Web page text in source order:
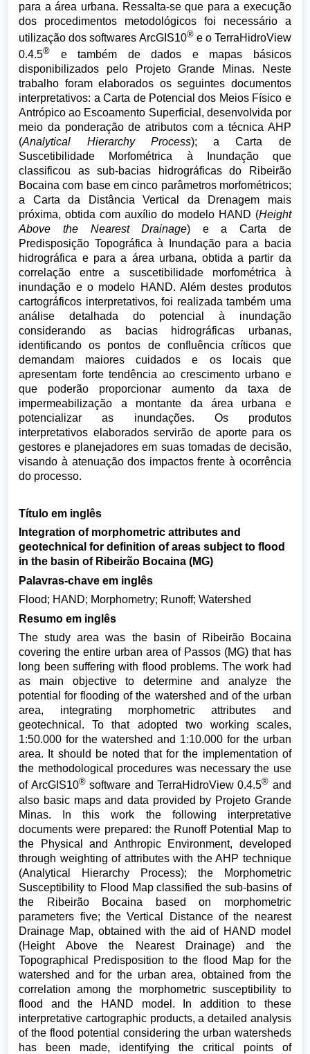
para a área urbana. Ressalta-se que para a execução
dos procedimentos metodológicos foi necessário a
utilização dos softwares ArcGIS10®e o TerraHidroView
0.4.5® e também de dados e mapas básicos
disponibilizados pelo Projeto Grande Minas. Neste
trabalho foram elaborados os seguintes documentos
interpretativos: a Carta de Potencial dos Meios Físico e
Antrópico ao Escoamento Superficial, desenvolvida por
meio da ponderação de atributos com a técnica AHP
(Analytical Hierarchy Process); a Carta de
Suscetibilidade Morfométrica à Inundação que
classificou as sub-bacias hidrográficas do Ribeirão
Bocaina com base em cinco parâmetros morfométricos;
a Carta da Distância Vertical da Drenagem mais
próxima, obtida com auxílio do modelo HAND (Height
Above the Nearest Drainage) e a Carta de
Predisposição Topográfica à Inundação para a bacia
hidrográfica e para a área urbana, obtida a partir da
correlação entre a suscetibilidade morfométrica à
inundação e o modelo HAND. Além destes produtos
cartográficos interpretativos, foi realizada também uma
análise detalhada do potencial à inundação
considerando as bacias hidrográficas urbanas,
identificando os pontos de confluência críticos que
demandam maiores cuidados e os locais que
apresentam forte tendência ao crescimento urbano e
que poderão proporcionar aumento da taxa de
impermeabilização a montante da área urbana e
potencializar as inundações. Os produtos
interpretativos elaborados servirão de aporte para os
gestores e planejadores em suas tomadas de decisão,
visando à atenuação dos impactos frente à ocorrência
do processo.
Título em inglês
Integration of morphometric attributes and
geotechnical for definition of areas subject to flood
in the basin of Ribeirão Bocaina (MG)
Palavras-chave em inglês
Flood; HAND; Morphometry; Runoff; Watershed
Resumo em inglês
The study area was the basin of Ribeirão Bocaina
covering the entire urban area of Passos (MG) that has
long been suffering with flood problems. The work had
as main objective to determine and analyze the
potential for flooding of the watershed and of the urban
area, integrating morphometric attributes and
geotechnical. To that adopted two working scales,
1:50.000 for the watershed and 1:10.000 for the urban
area. It should be noted that for the implementation of
the methodological procedures was necessary the use
of ArcGIS10®software and TerraHidroView 0.4.5® and
also basic maps and data provided by Projeto Grande
Minas. In this work the following interpretative
documents were prepared: the Runoff Potential Map to
the Physical and Anthropic Environment, developed
through weighting of attributes with the AHP technique
(Analytical Hierarchy Process); the Morphometric
Susceptibility to Flood Map classified the sub-basins of
the Ribeirão Bocaina based on morphometric
parameters five; the Vertical Distance of the nearest
Drainage Map, obtained with the aid of HAND model
(Height Above the Nearest Drainage) and the
Topographical Predisposition to the flood Map for the
watershed and for the urban area, obtained from the
correlation among the morphometric susceptibility to
flood and the HAND model. In addition to these
interpretative cartographic products, a detailed analysis
of the flood potential considering the urban watersheds
has been made, identifying the critical points of